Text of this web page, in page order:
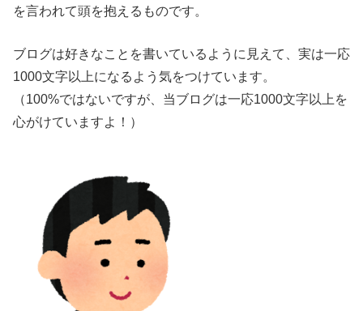
を言われて頭を抱えるものです。
ブログは好きなことを書いているように見えて、実は一応
1000文字以上になるよう気をつけています。
（100%ではないですが、当ブログは一応1000文字以上を
心がけていますよ！）